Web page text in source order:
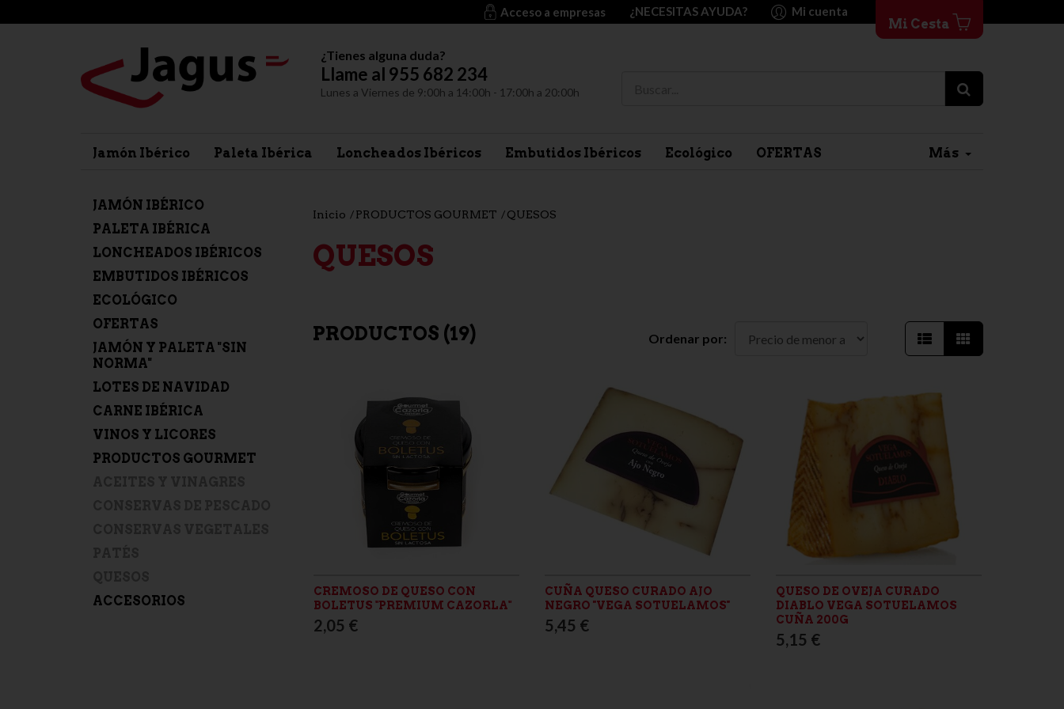
Acceso a empresas ¿NECESITAS AYUDA? Mi cuenta
Mi Cesta
¿Tienes alguna duda?
Llame al 955 682 234
Lunes a Viernes de 9:00h a 14:00h - 17:00h a 20:00h
Más
Jamón Ibérico Paleta Ibérica Loncheados Ibéricos Embutidos Ibéricos Ecológico OFERTAS
JAMÓN IBÉRICO
PALETA IBÉRICA
LONCHEADOS IBÉRICOS
EMBUTIDOS IBÉRICOS
ECOLÓGICO
OFERTAS
JAMÓN Y PALETA "SIN
NORMA"
LOTES DE NAVIDAD
CARNE IBÉRICA
VINOS Y LICORES
PRODUCTOS GOURMET
ACCESORIOS
Inicio PRODUCTOS GOURMET QUESOS
QUESOS
PRODUCTOS (19) Ordenar por:
CREMOSO DE QUESO CON
BOLETUS "PREMIUM CAZORLA"
2,05 €
CUÑA QUESO CURADO AJO
NEGRO ''VEGA SOTUELAMOS''
5,45 €
QUESO DE OVEJA CURADO
DIABLO VEGA SOTUELAMOS
CUÑA 200G
5,15 €